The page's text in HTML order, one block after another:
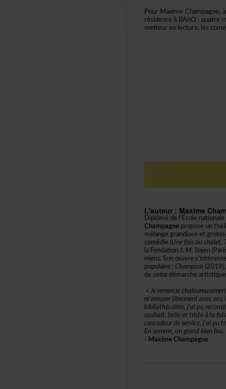
Champagne
comédie(Unefoisauchalet,
miens.
populaire: Champion (2019),
«
Ensomme,ungrandbienfou.
-MaximeChampagne